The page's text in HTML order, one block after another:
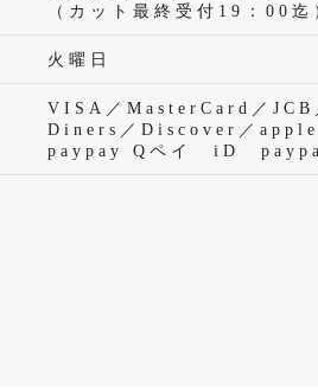
（カット最終受付19：00迄
火曜日
VISA／MasterCard／
Diners／Discover／
paypay Qペイ iD